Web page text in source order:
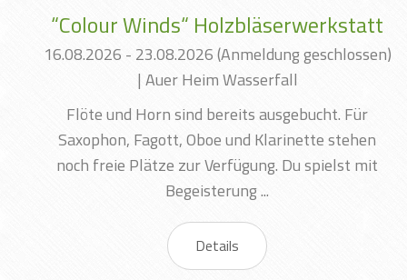
“Colour Winds“ Holzbläserwerkstatt
16.08.2026 - 23.08.2026(Anmeldung geschlossen)
| Auer Heim Wasserfall
Flöte und Horn sind bereits ausgebucht. Für
Saxophon, Fagott, Oboe und Klarinette stehen
noch freie Plätze zur Verfügung. Du spielst mit
Begeisterung ...
Details